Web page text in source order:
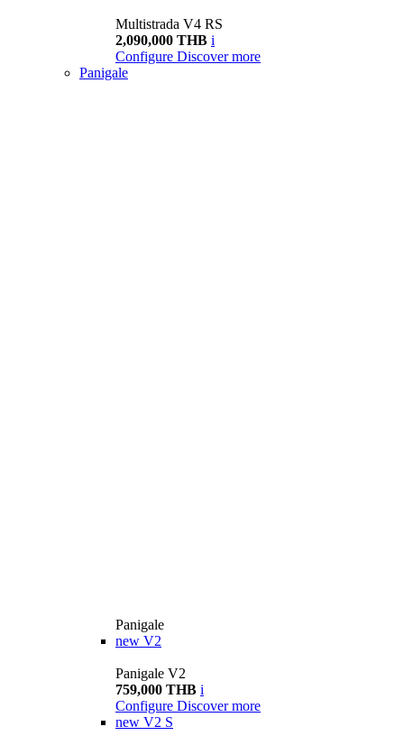
Multistrada V4 RS
2,090,000 THB i
Configure Discover more
Panigale
Panigale
new V2
Panigale V2
759,000 THB i
Configure Discover more
new V2 S